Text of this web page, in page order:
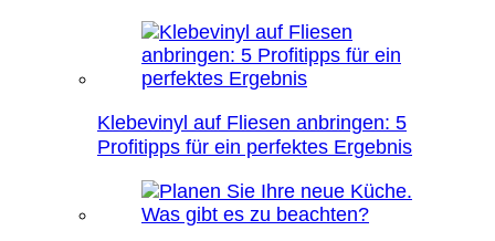
Klebevinyl auf Fliesen anbringen: 5
Profitipps für ein perfektes Ergebnis